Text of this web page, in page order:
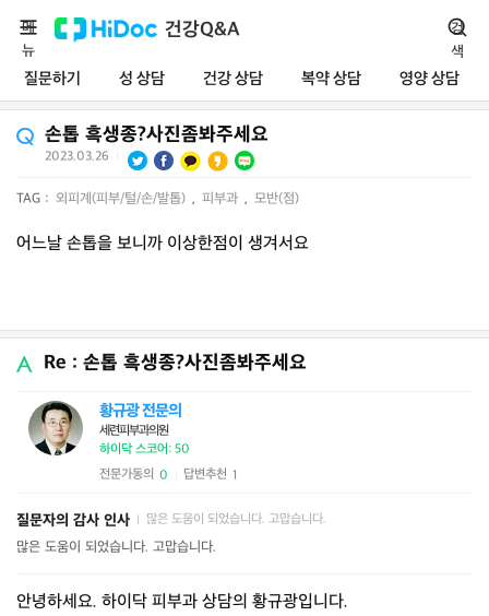
건강Q&A
질문하기 성 상담 건강 상담 복약 상담 영양 상담
메
뉴
검
색
손톱 흑생종?사진좀봐주세요
2023.03.26
TAG : 외피계(피부/털/손/발톱) , 피부과 , 모반(점)
어느날 손톱을 보니까 이상한점이 생겨서요
Re : 손톱 흑생종?사진좀봐주세요
황규광 전문의
세련피부과의원
하이닥 스코어: 50
전문가동의 0 답변추천 1
질문자의 감사 인사 많은 도움이 되었습니다. 고맙습니다.
많은 도움이 되었습니다. 고맙습니다.
안녕하세요. 하이닥 피부과 상담의 황규광입니다.